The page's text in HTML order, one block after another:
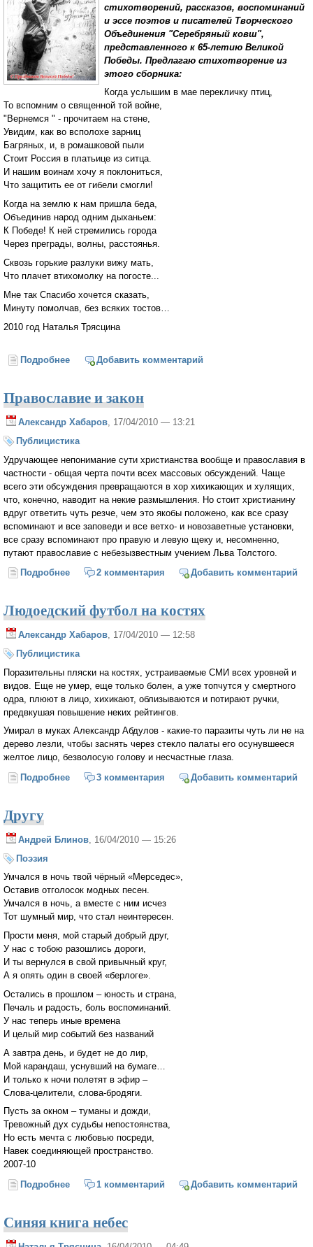
стихотворений, рассказов, воспоминаний
и эссе поэтов и писателей Творческого
Объединения "Серебряный ковш",
представленного к 65-летию Великой
Победы. Предлагаю стихотворение из
этого сборника:
Когда услышим в мае перекличку птиц,
То вспомним о священной той войне,
"Вернемся " - прочитаем на стене,
Увидим, как во всполохе зарниц
Багряных, и, в ромашковой пыли
Стоит Россия в платьице из ситца.
И нашим воинам хочу я поклониться,
Что защитить ее от гибели смогли!
Когда на землю к нам пришла беда,
Объединив народ одним дыханьем:
К Победе! К ней стремились города
Через преграды, волны, расстоянья.
Сквозь горькие разлуки вижу мать,
Что плачет втихомолку на погосте...
Мне так Спасибо хочется сказать,
Минуту помолчав, без всяких тостов…
2010 год Наталья Трясцина
Подробнее о К 65-летию Великой Победы...
Добавить комментарий
Православие и закон
Александр Хабаров , 17/04/2010 — 13:21
Публицистика
Удручающее непонимание сути христианства вообще и православия в
частности - общая черта почти всех массовых обсуждений. Чаще
всего эти обсуждения превращаются в хор хихикающих и хулящих,
что, конечно, наводит на некие размышления. Но стоит христианину
вдруг ответить чуть резче, чем это якобы положено, как все сразу
вспоминают и все заповеди и все ветхо- и новозаветные установки,
все сразу вспоминают про правую и левую щеку и, несомненно,
путают православие с небезызвестным учением Льва Толстого.
Подробнее о Православие и закон
2 комментария Добавить комментарий
Людоедский футбол на костях
Александр Хабаров , 17/04/2010 — 12:58
Публицистика
Поразительны пляски на костях, устраиваемые СМИ всех уровней и
видов. Еще не умер, еще только болен, а уже топчутся у смертного
одра, плюют в лицо, хихикают, облизываются и потирают ручки,
предвкушая повышение неких рейтингов.
Умирал в муках Александр Абдулов - какие-то паразиты чуть ли не на
дерево лезли, чтобы заснять через стекло палаты его осунувшееся
желтое лицо, безволосую голову и несчастные глаза.
Подробнее о Людоедский футбол на костях
3 комментария Добавить комментарий
Другу
Андрей Блинов , 16/04/2010 — 15:26
Поэзия
Умчался в ночь твой чёрный «Мерседес»,
Оставив отголосок модных песен.
Умчался в ночь, а вместе с ним исчез
Тот шумный мир, что стал неинтересен.
Прости меня, мой старый добрый друг,
У нас с тобою разошлись дороги,
И ты вернулся в свой привычный круг,
А я опять один в своей «берлоге».
Остались в прошлом – юность и страна,
Печаль и радость, боль воспоминаний.
У нас теперь иные времена
И целый мир событий без названий
А завтра день, и будет не до лир,
Мой карандаш, уснувший на бумаге…
И только к ночи полетят в эфир –
Слова-целители, слова-бродяги.
Пусть за окном – туманы и дожди,
Тревожный дух судьбы непостоянства,
Но есть мечта с любовью посреди,
Навек соединяющей пространство.
2007-10
Подробнее о Другу1 комментарий Добавить комментарий
Синяя книга небес